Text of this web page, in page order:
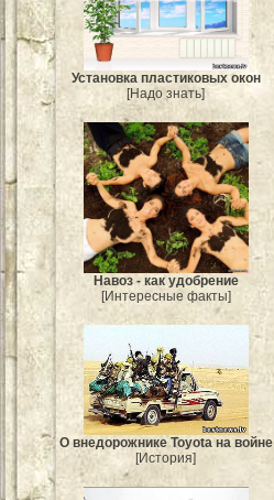
Установка пластиковых окон
[Надо знать]
Навоз - как удобрение
[Интересные факты]
О внедорожнике Toyota на войне
[История]